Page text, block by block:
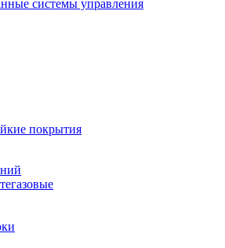
системы управления
покрытия